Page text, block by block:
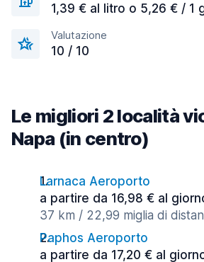
1,39 € al litro o 5,26 € / 1
Valutazione
10 / 10
Le migliori 2 località
Napa (in centro)
Larnaca Aeroporto
a partire da 16,98 € al
37 km / 22,99 miglia di
Paphos Aeroporto
a partire da 17,20 € al